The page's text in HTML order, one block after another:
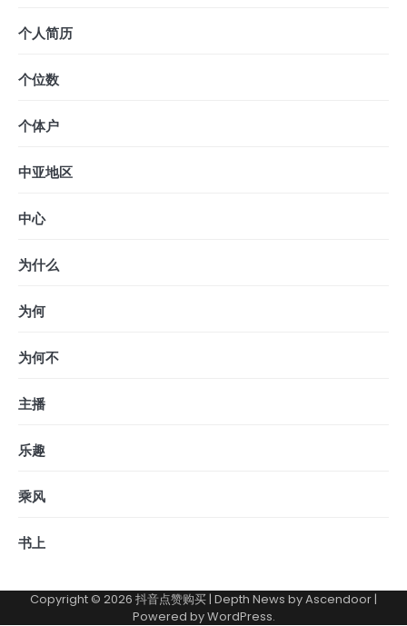
个人简历
个位数
个体户
中亚地区
中心
为什么
为何
为何不
主播
乐趣
乘风
书上
Copyright © 2026 抖音点赞购买| Depth News byAscendoor|
Powered byWordPress.